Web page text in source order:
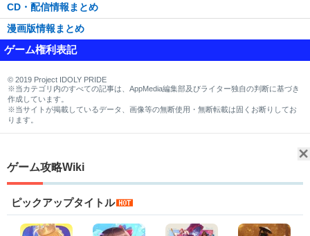
CD・配信情報まとめ
漫画版情報まとめ
ゲーム権利表記
© 2019 Project IDOLY PRIDE
※当カテゴリ内のすべての記事は、AppMedia編集部及びライター独自の判断に基づき
作成しています。
※当サイトが掲載しているデータ、画像等の無断使用・無断転載は固くお断りしてお
ります。
ゲーム攻略Wiki
ピックアップタイトル